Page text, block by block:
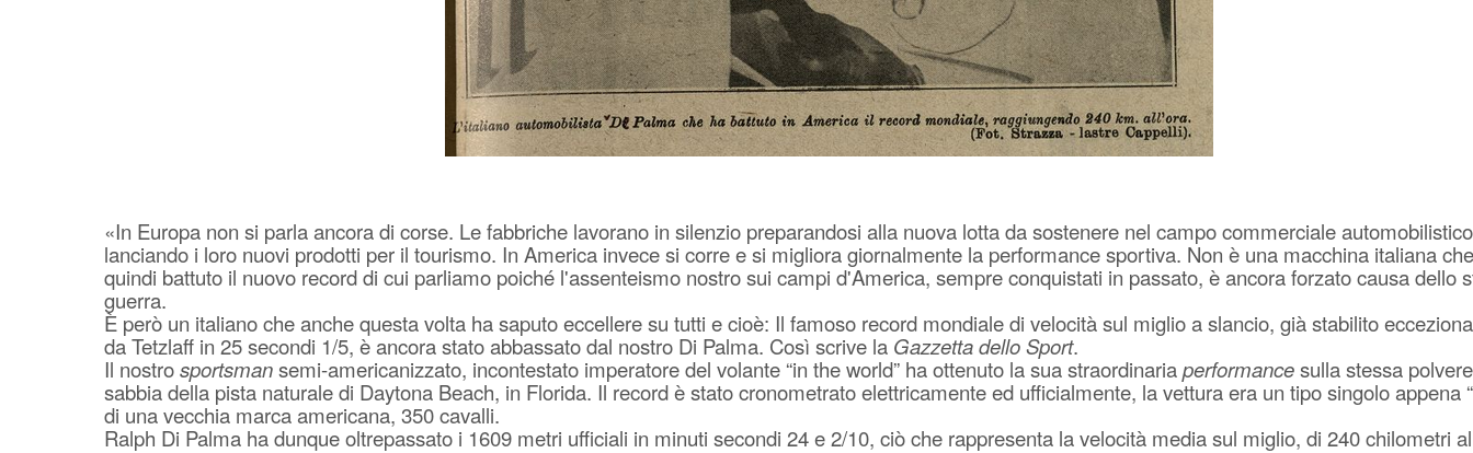
«In Europa non si parla ancora di corse. Le fabbriche lavorano in silenzio preparandosi alla nuova lotta da sostenere nel campo commerciale automobilistico
lanciando i loro nuovi prodotti per il tourismo. In America invece si corre e si migliora giornalmente la performance sportiva. Non è una macchina italiana
quindi battuto il nuovo record di cui parliamo poiché l'assenteismo nostro sui campi d'America, sempre conquistati in passato, è ancora forzato causa dello
guerra.
È però un italiano che anche questa volta ha saputo eccellere su tutti e cioè: Il famoso record mondiale di velocità sul miglio a slancio, già stabilito
da Tetzlaff in 25 secondi 1/5, è ancora stato abbassato dal nostro Di Palma. Così scrive la Gazzetta dello Sport.
Il nostrosportsmansemi-americanizzato, incontestato imperatore del volante “in the world” ha ottenuto la sua straordinariaperformancesulla stessa
sabbia della pista naturale di Daytona Beach, in Florida. Il record è stato cronometrato elettricamente ed ufficialmente, la vettura era un tipo singolo appena
di una vecchia marca americana, 350 cavalli.
Ralph Di Palma ha dunque oltrepassato i 1609 metri ufficiali in minuti secondi 24 e 2/10, ciò che rappresenta la velocità media sul miglio, di 240 chilometri